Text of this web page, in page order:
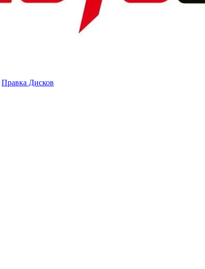
Правка Дисков